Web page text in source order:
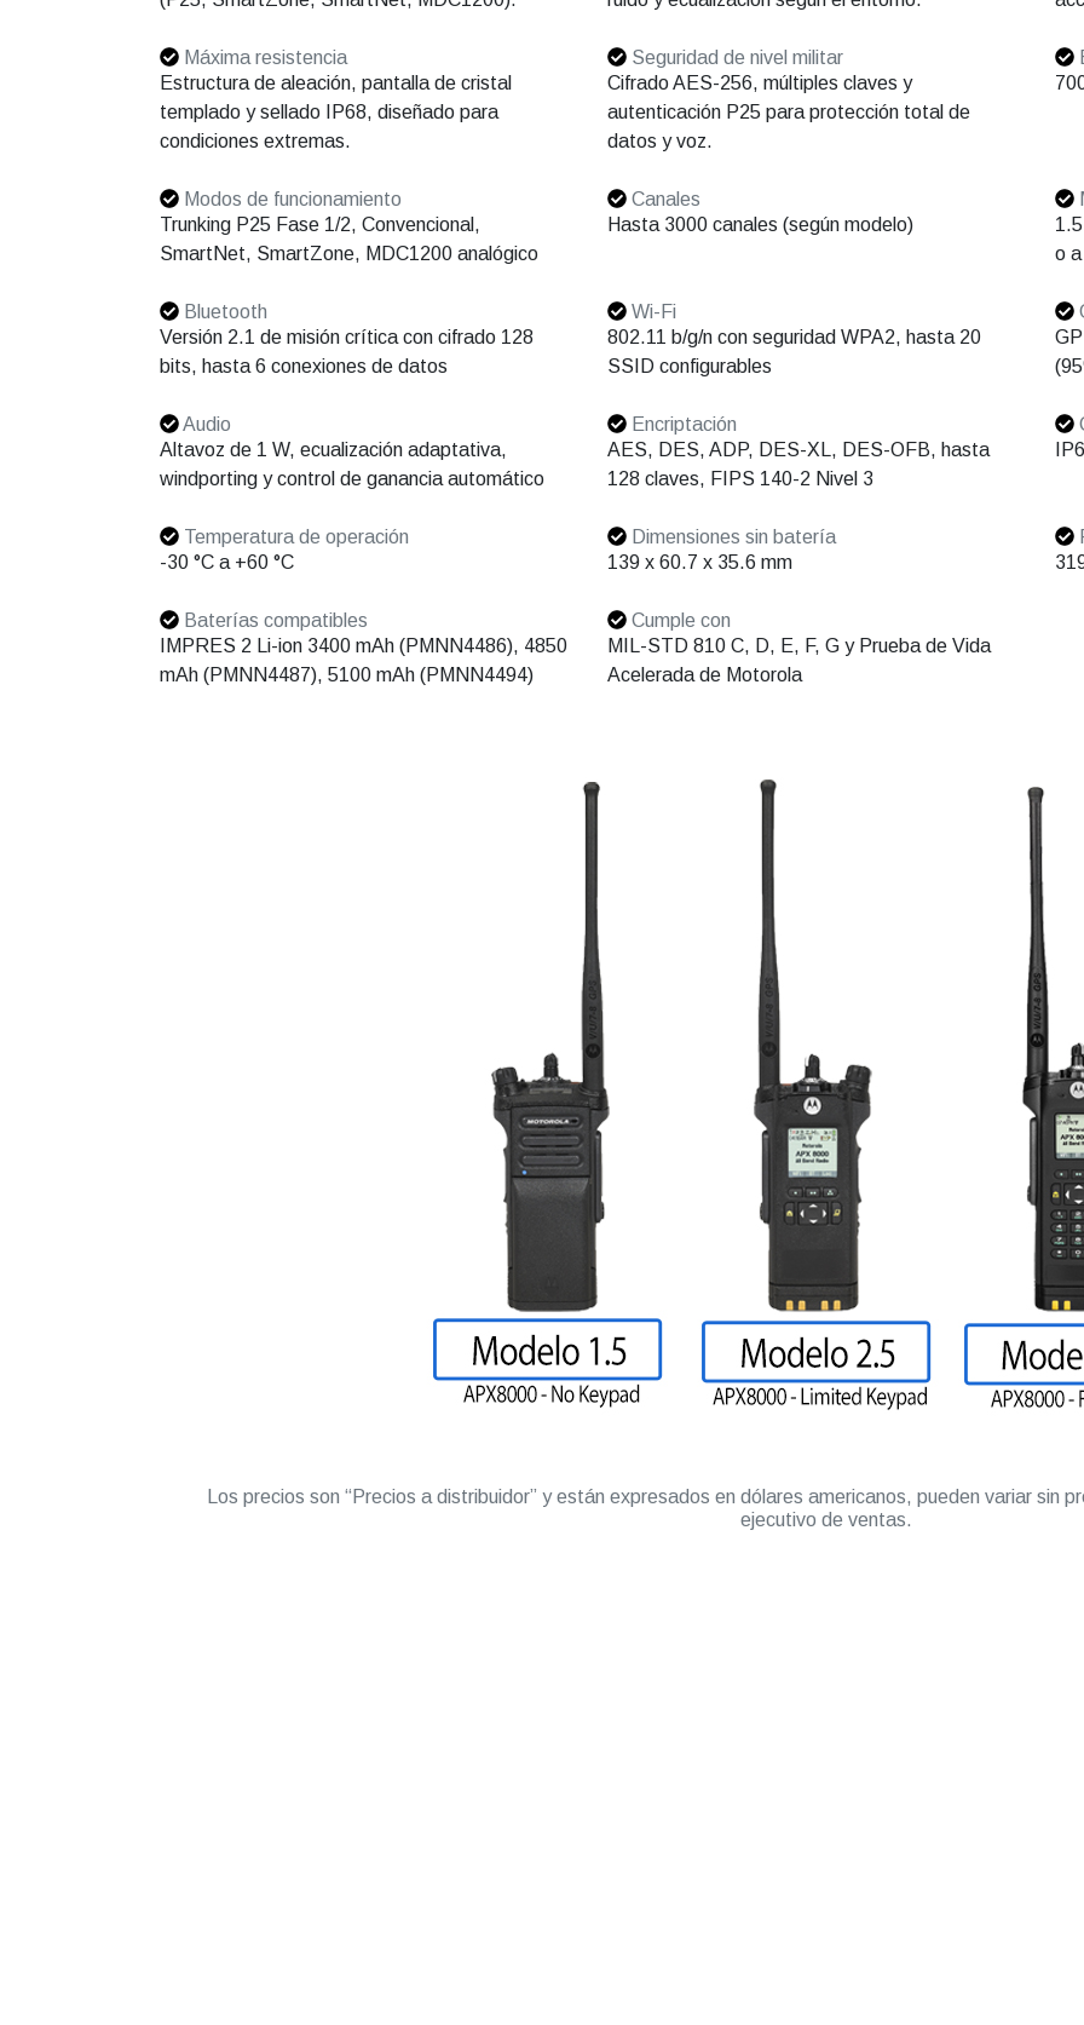
Máxima resistencia
Estructura de aleación, pantalla de cristal
templado y sellado IP68, diseñado para
condiciones extremas.
Seguridad de nivel militar
Cifrado AES-256, múltiples claves y
autenticación P25 para protección total de
datos y voz.
Modos de funcionamiento
Trunking P25 Fase 1/2, Convencional,
SmartNet, SmartZone, MDC1200 analógico
Canales
Hasta 3000 canales (según modelo)
o
Bluetooth
Versión 2.1 de misión crítica con cifrado 128
bits, hasta 6 conexiones de datos
Wi-Fi
802.11 b/g/n con seguridad WPA2, hasta 20
SSID configurables
Audio
Altavoz de 1 W, ecualización adaptativa,
windporting y control de ganancia automático
Encriptación
AES, DES, ADP, DES-XL, DES-OFB, hasta
128 claves, FIPS 140-2 Nivel 3
Temperatura de operación
-30 °C a +60 °C
Dimensiones sin batería
139 x 60.7 x 35.6 mm
Baterías compatibles
IMPRES 2 Li-ion 3400 mAh (PMNN4486), 4850
mAh (PMNN4487), 5100 mAh (PMNN4494)
Cumple con
MIL-STD 810 C, D, E, F, G y Prueba de Vida
Acelerada de Motorola
Los precios son “Precios a distribuidor” y están expresados en dólares americanos, pueden variar sin
ejecutivo de ventas.